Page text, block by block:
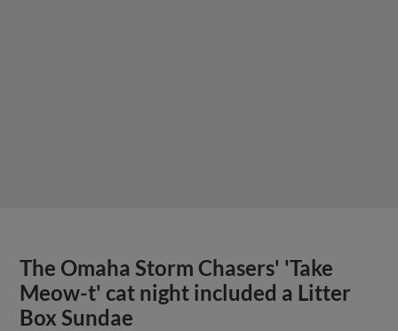
The Omaha Storm Chasers' 'Take
Meow-t' cat night included a Litter
Box Sundae